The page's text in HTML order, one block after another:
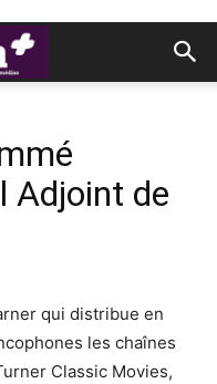
Adjoint de
qui distribue en
les chaînes
Classic Movies,